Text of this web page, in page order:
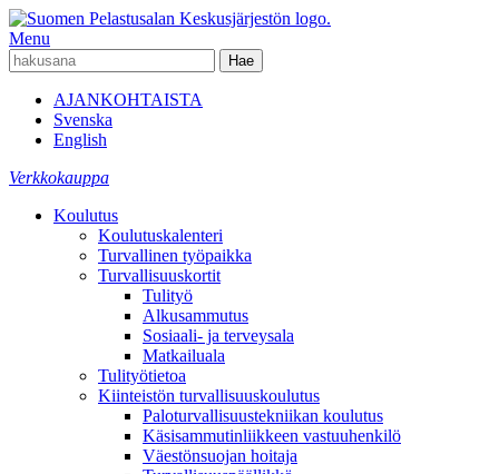
Menu
AJANKOHTAISTA
Svenska
English
Verkkokauppa
Koulutus
Koulutuskalenteri
Turvallinen työpaikka
Turvallisuuskortit
Tulityö
Alkusammutus
Sosiaali- ja terveysala
Matkailuala
Tulityötietoa
Kiinteistön turvallisuuskoulutus
Paloturvallisuustekniikan koulutus
Käsisammutinliikkeen vastuuhenkilö
Väestönsuojan hoitaja